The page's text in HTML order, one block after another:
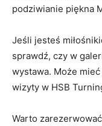
podziwianie piękna
Jeśli jesteś
sprawdź, czy w
wystawa. Może‌
wizyty ​w HSB
Warto